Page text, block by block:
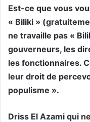
Est-ce que vous
« Biliki »
ne travaille pas «
gouverneurs, les
les fonctionnaires.
leur droit de
populisme ».
Driss El Azami qui